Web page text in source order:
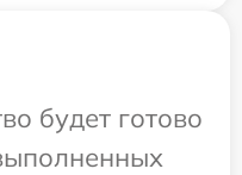
будет готово